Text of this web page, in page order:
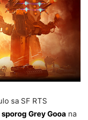
sa SF RTS
Grey Gooa na